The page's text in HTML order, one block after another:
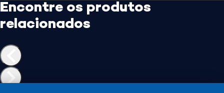
Encontre os produtos
relacionados